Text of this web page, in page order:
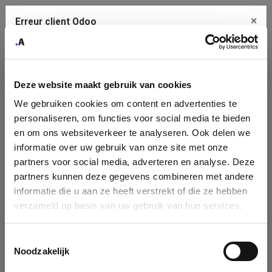
Deze website maakt gebruik van cookies
We gebruiken cookies om content en advertenties te
personaliseren, om functies voor social media te bieden
en om ons websiteverkeer te analyseren. Ook delen we
informatie over uw gebruik van onze site met onze
partners voor social media, adverteren en analyse. Deze
partners kunnen deze gegevens combineren met andere
informatie die u aan ze heeft verstrekt of die ze hebben
verzameld op basis van uw gebruik van hun services.
Noodzakelijk
Identification
de
l'entreprise
Please fill in your company details
form. If you don't find your company in our database, you can create
a new company record with the button below.
Erreur client Odoo ×
Une erreur s'est produite
Utilisez le bouton Copier pour reporter cette erreur à votre
service de support.
Voir les détails
Ok